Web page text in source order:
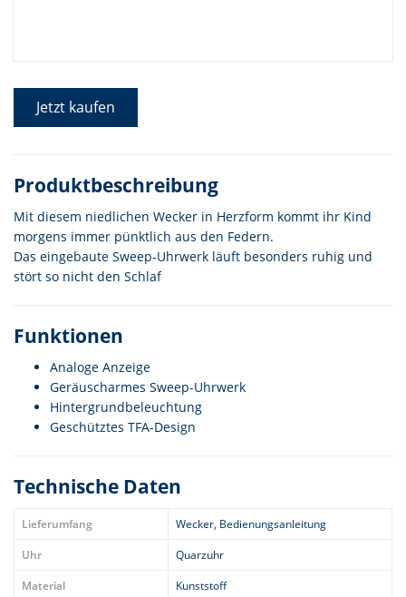
Jetzt kaufen
Produktbeschreibung
Mit diesem niedlichen Wecker in Herzform kommt ihr Kind
morgens immer pünktlich aus den Federn.
Das eingebaute Sweep-Uhrwerk läuft besonders ruhig und
stört so nicht den Schlaf
Funktionen
Analoge Anzeige
Geräuscharmes Sweep-Uhrwerk
Hintergrundbeleuchtung
Geschütztes TFA-Design
Technische Daten
Lieferumfang
Wecker, Bedienungsanleitung
Uhr
Quarzuhr
Material
Kunststoff